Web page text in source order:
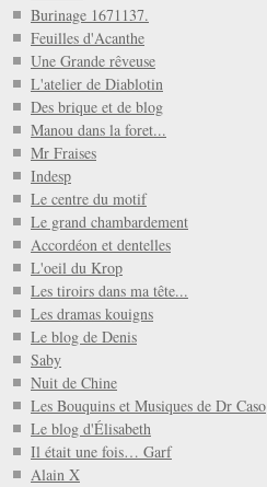
Burinage 1671137.
Feuilles d'Acanthe
Une Grande rêveuse
L'atelier de Diablotin
Des brique et de blog
Manou dans la foret...
Mr Fraises
Indesp
Le centre du motif
Le grand chambardement
Accordéon et dentelles
L'oeil du Krop
Les tiroirs dans ma tête...
Les dramas kouigns
Le blog de Denis
Saby
Nuit de Chine
Les Bouquins et Musiques de Dr Caso
Le blog d'Élisabeth
Il était une fois… Garf
Alain X